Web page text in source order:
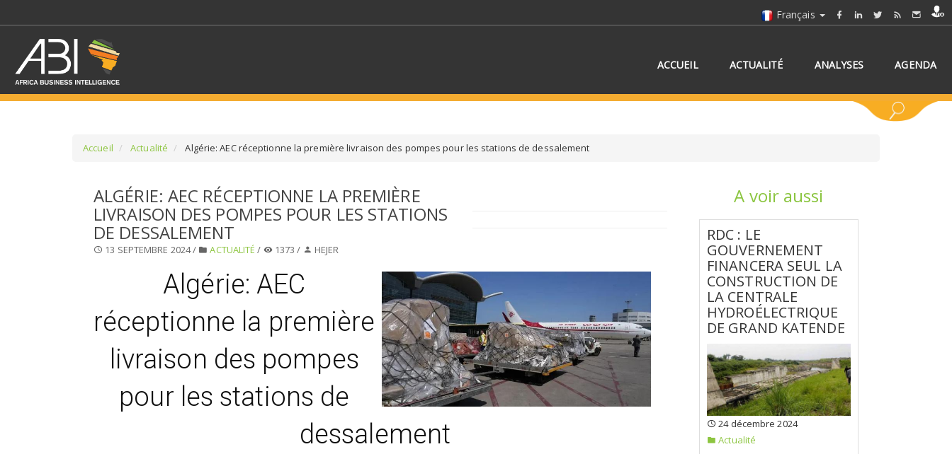
Français
ACCUEIL ACTUALITÉ ANALYSES AGENDA
SELECTIONNEZ UNE SECTION SÉLECTIONNEZ UNE CATÉGORIE SÉLECTIONNEZ UN/DES PAYS
Accueil Actualité Algérie: AEC réceptionne la première livraison des pompes pour les stations de dessalement
ALGÉRIE: AEC RÉCEPTIONNE LA PREMIÈRE
LIVRAISON DES POMPES POUR LES STATIONS
DE DESSALEMENT
13 SEPTEMBRE 2024 / ACTUALITÉ / 1373 / HEJER
Algérie: AEC
réceptionne la première
livraison des pompes
pour les stations de
dessalement
A voir aussi
RDC : LE
GOUVERNEMENT
FINANCERA SEUL LA
CONSTRUCTION DE
LA CENTRALE
HYDROÉLECTRIQUE
DE GRAND KATENDE
24 décembre 2024
Actualité